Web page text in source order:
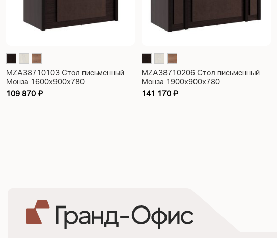
MZA38710103 Стол письменный
Монза 1600x900x780
109 870 ₽
MZA38710206 Стол письменный
Монза 1900x900x780
141 170₽